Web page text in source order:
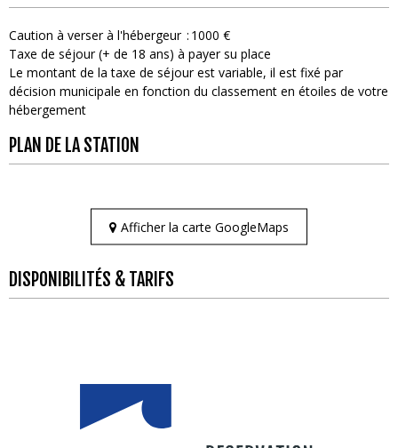
Caution à verser à l'hébergeur
1000 €
Taxe de séjour (+ de 18 ans) à payer su place
Le montant de la taxe de séjour est variable, il est fixé par
décision municipale en fonction du classement en étoiles de votre
hébergement
PLAN DE LA STATION
Afficher la carte GoogleMaps
DISPONIBILITÉS & TARIFS